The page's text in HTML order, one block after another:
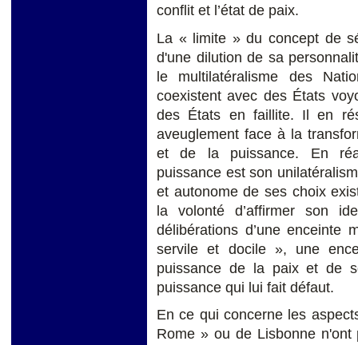
conflit et l’état de paix.
La « limite » du concept de
d'une dilution de sa
le multilatéralisme des
coexistent avec des États
des États en faillite. Il en
aveuglement face à la
et de la puissance. En
puissance est son
et autonome de ses choix
la volonté d’affirmer son
délibérations d’une enceinte
servile et docile », une
puissance de la paix et de
puissance qui lui fait défaut.
En ce qui concerne les
Rome » ou de Lisbonne n'ont